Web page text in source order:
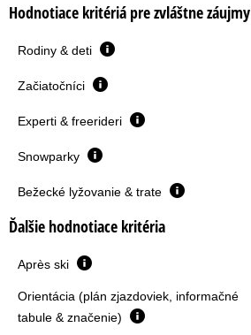
Hodnotiace kritériá pre zvláštne záujmy
Rodiny & deti
Začiatočníci
Experti & freerideri
Snowparky
Bežecké lyžovanie & trate
Ďalšie hodnotiace kritéria
Après ski
Orientácia (plán zjazdoviek, informačné
tabule & značenie)